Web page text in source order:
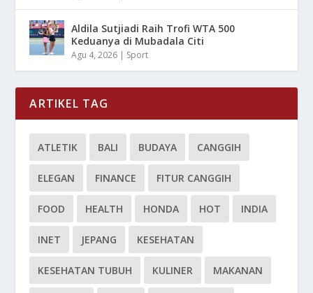
Aldila Sutjiadi Raih Trofi WTA 500
Keduanya di Mubadala Citi
Agu 4, 2026 | Sport
ARTIKEL TAG
ATLETIK BALI BUDAYA CANGGIH
ELEGAN FINANCE FITUR CANGGIH
FOOD HEALTH HONDA HOT INDIA
INET JEPANG KESEHATAN
KESEHATAN TUBUH KULINER MAKANAN